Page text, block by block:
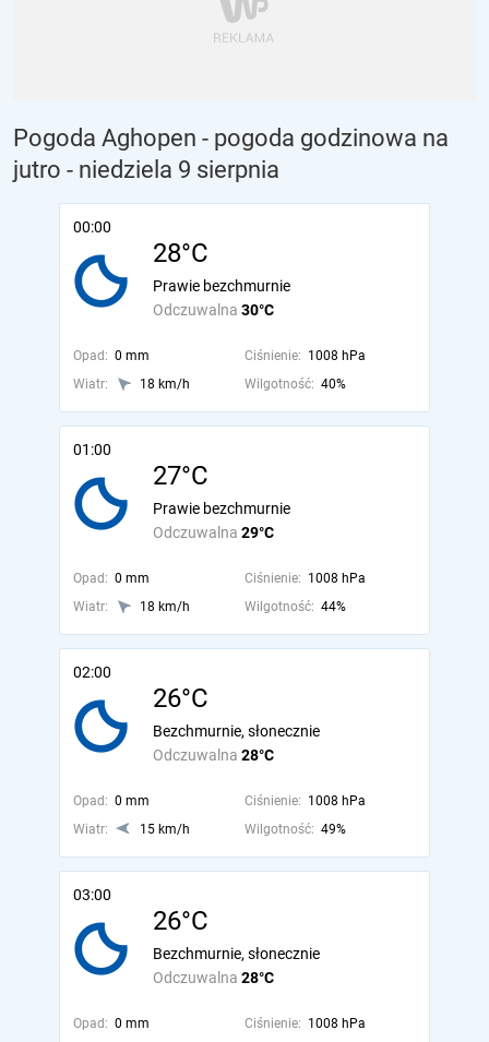
Pogoda Aghopen - pogoda godzinowa na
jutro - niedziela 9 sierpnia
00:00
28°C
Odczuwalna 30°C
Prawie bezchmurnie
Opad: 0 mm Ciśnienie: 1008 hPa
Wiatr:
18 km/h Wilgotność: 40%
01:00
27°C
Odczuwalna 29°C
Prawie bezchmurnie
Opad: 0 mm Ciśnienie: 1008 hPa
Wiatr:
18 km/h Wilgotność: 44%
02:00
26°C
Odczuwalna 28°C
Bezchmurnie, słonecznie
Opad: 0 mm Ciśnienie: 1008 hPa
Wiatr:
15 km/h Wilgotność: 49%
03:00
26°C
Odczuwalna 28°C
Bezchmurnie, słonecznie
Opad: 0 mm Ciśnienie: 1008 hPa